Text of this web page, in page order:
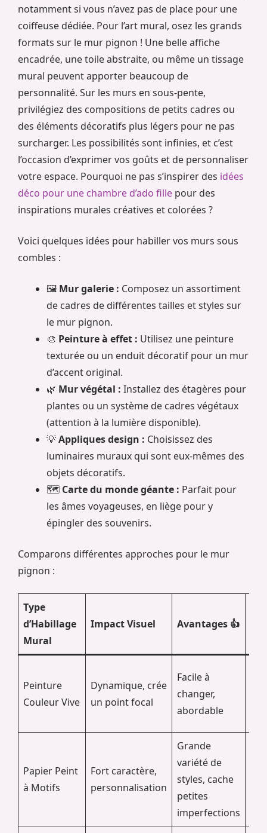
notamment si vous n’avez pas de place pour une
coiffeuse dédiée. Pour l’art mural, osez les grands
formats sur le mur pignon ! Une belle affiche
encadrée, une toile abstraite, ou même un tissage
mural peuvent apporter beaucoup de
personnalité. Sur les murs en sous-pente,
privilégiez des compositions de petits cadres ou
des éléments décoratifs plus légers pour ne pas
surcharger. Les possibilités sont infinies, et c’est
l’occasion d’exprimer vos goûts et de personnaliser
votre espace. Pourquoi ne pas s’inspirer des idées
déco pour une chambre d’ado fille pour des
inspirations murales créatives et colorées ?
Voici quelques idées pour habiller vos murs sous
combles :
🖼️ Mur galerie : Composez un assortiment
de cadres de différentes tailles et styles sur
le mur pignon.
🎨 Peinture à effet : Utilisez une peinture
texturée ou un enduit décoratif pour un mur
d’accent original.
🌿 Mur végétal : Installez des étagères pour
plantes ou un système de cadres végétaux
(attention à la lumière disponible).
💡Appliques design : Choisissez des
luminaires muraux qui sont eux-mêmes des
objets décoratifs.
🗺️ Carte du monde géante : Parfait pour
les âmes voyageuses, en liège pour y
épingler des souvenirs.
Comparons différentes approches pour le mur
pignon :
Type
d’Habillage
Mural
Impact Visuel Avantages 👍
Peinture
Couleur Vive
Dynamique, crée
un point focal
Facile à
changer,
abordable
Papier Peint
à Motifs
Fort caractère,
personnalisation
Grande
variété de
styles, cache
petites
imperfections